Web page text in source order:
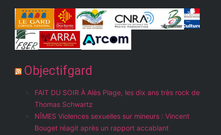
Objectifgard
FAIT DU SOIR À Alès Plage, les dix ans très rock de
Thomas Schwartz
NÎMES Violences sexuelles sur mineurs : Vincent
Bouget réagit après un rapport accablant